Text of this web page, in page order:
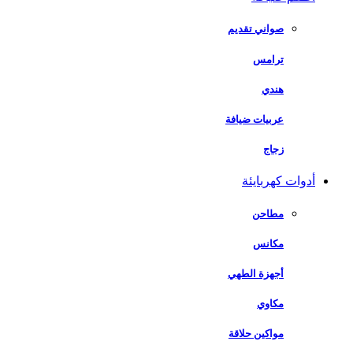
صواني تقديم
ترامس
هندي
عربيات ضيافة
زجاج
أدوات كهربايئة
مطاحن
مكانس
أجهزة الطهي
مكاوي
مواكين حلاقة